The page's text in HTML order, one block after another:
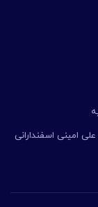
امینی اسفندارانی